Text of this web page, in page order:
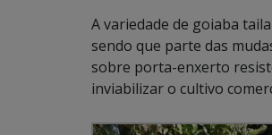
A variedade de goiaba
sendo que parte das
sobre porta-enxerto
inviabilizar o cultivo